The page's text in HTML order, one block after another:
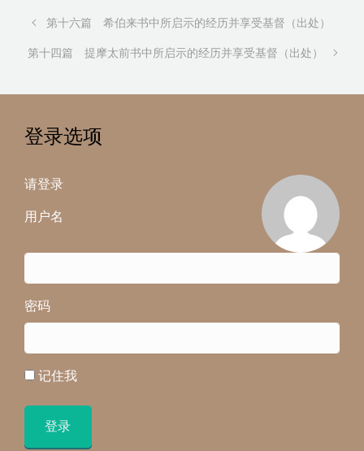
第十六篇 希伯来书中所启示的经历并享受基督（出处）
第十四篇 提摩太前书中所启示的经历并享受基督（出处）
登录选项
请登录
用户名
密码
记住我